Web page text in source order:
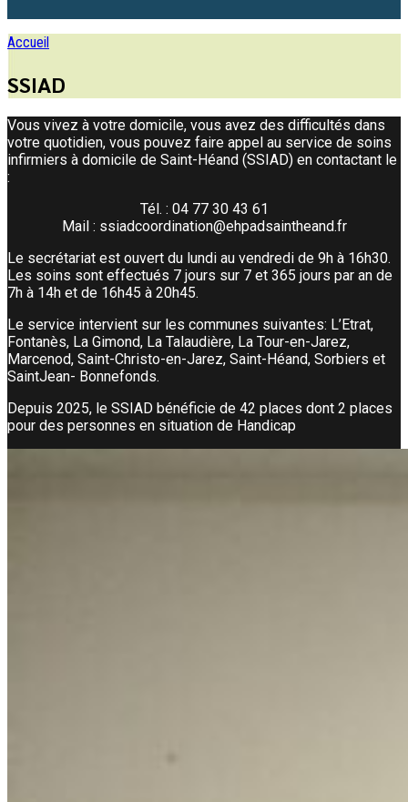
Accueil
SSIAD
Vous vivez à votre domicile, vous avez des difficultés dans
votre quotidien, vous pou­vez faire appel au service de soins
infirmiers à domicile de Saint-Héand (SSIAD) en contactant le
:
Tél. : 04 77 30 43 61
Mail : ssiadcoordination@ehpadsaintheand.fr
Le secrétariat est ouvert du lundi au vendredi de 9h à 16h30.
Les soins sont effectués 7 jours sur 7 et 365 jours par an de
7h à 14h et de 16h45 à 20h45.
Le service intervient sur les communes suivantes: L’Etrat,
Fontanès, La Gimond, La Talaudière, La Tour-en-Jarez,
Marcenod, Saint-Christo-en-Jarez, Saint-Héand, Sorbiers et
Saint­Jean- Bonnefonds.
Depuis 2025, le SSIAD bénéficie de 42 places dont 2 places
pour des personnes en situation de Handicap